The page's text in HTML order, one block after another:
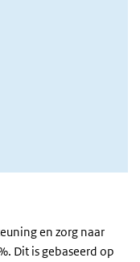
en zorg naar
Dit is gebaseerd op